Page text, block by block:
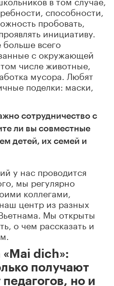
способности,
пробовать,
инициативу.
больше всего
с окружающей
числе животные,
мусора. Любят
поделки: маски,
сотрудничество с
ли вы совместные
детей, их семей и
у нас проводится
мы регулярно
коллегами,
центр из разных
Мы открыты
о чем рассказать и
dich»:
получают
но и